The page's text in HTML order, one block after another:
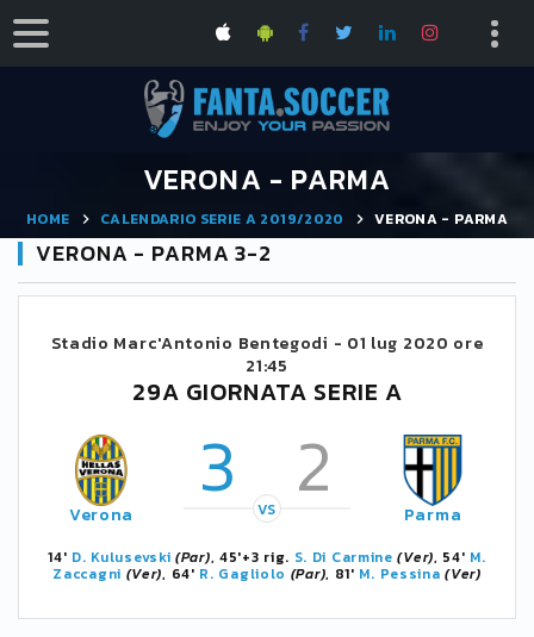
VERONA - PARMA
HOME CALENDARIO SERIE A 2019/2020 VERONA - PARMA
VERONA - PARMA 3-2
Stadio Marc'Antonio Bentegodi - 01 lug 2020 ore
21:45
29A GIORNATA SERIE A
Verona 3 2
VS Parma
14' D. Kulusevski (Par), 45'+3 rig. S. Di Carmine (Ver), 54' M.
Zaccagni (Ver), 64' R. Gagliolo (Par), 81' M. Pessina (Ver)